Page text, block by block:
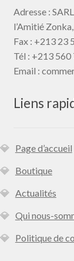
Adresse :
l’Amitié
Fax : +213 23
Tél : +213 560
Email :
Liens
Page d’accueil
Boutique
Actualités
Qui nous-
Politique de